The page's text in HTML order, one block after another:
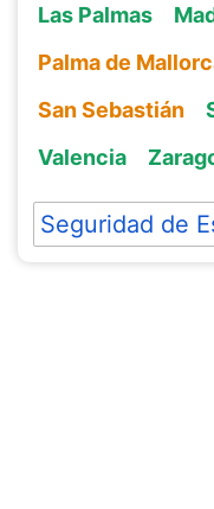
Las Palmas
Palma de
San Sebastián
Valencia
Seguridad de